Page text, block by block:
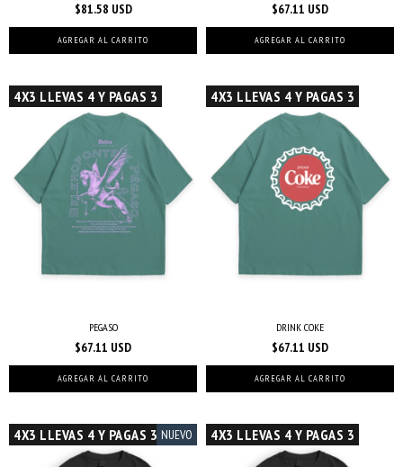
$81.58 USD
AGREGAR AL CARRITO
$67.11 USD
AGREGAR AL CARRITO
4X3 LLEVAS 4 Y PAGAS 3
PEGASO
$67.11 USD
AGREGAR AL CARRITO
4X3 LLEVAS 4 Y PAGAS 3
DRINK COKE
$67.11 USD
AGREGAR AL CARRITO
4X3 LLEVAS 4 Y PAGAS 3 NUEVO 4X3 LLEVAS 4 Y PAGAS 3